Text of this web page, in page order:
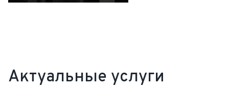
Актуальные услуги